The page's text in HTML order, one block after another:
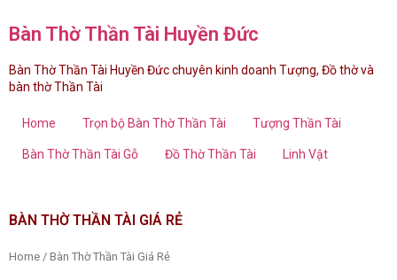
Bàn Thờ Thần Tài Huyền Đức
Bàn Thờ Thần Tài Huyền Đức chuyên kinh doanh Tượng, Đồ thờ và
bàn thờ Thần Tài
Home Trọn bộ Bàn Thờ Thần Tài Tượng Thần Tài
Bàn Thờ Thần Tài Gỗ Đồ Thờ Thần Tài Linh Vật
BÀN THỜ THẦN TÀI GIÁ RẺ
Home / Bàn Thờ Thần Tài Giá Rẻ